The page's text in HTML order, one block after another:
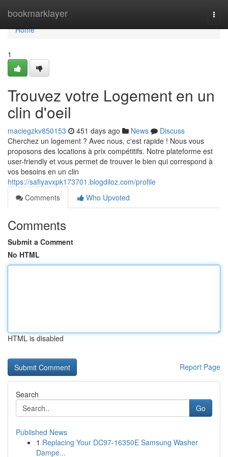
bookmarklayer
Home
Home
1
Trouvez votre Logement en un
clin d'oeil
maciegzkv850153 451 days ago News
Discuss
Cherchez un logement ? Avec nous, c'est rapide ! Nous vous
proposons des locations à prix compétitifs. Notre plateforme est
user-friendly et vous permet de trouver le bien qui correspond à
vos besoins en un clin
https://safiyavxpk173701.blogdiloz.com/profile
Comments
Who Upvoted
Comments
Submit a Comment
No HTML
HTML is disabled
Report Page
Search
Go
Published News
1 Replacing Your DC97-16350E Samsung Washer
Dampe...